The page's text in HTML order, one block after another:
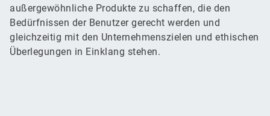
außergewöhnliche Produkte zu schaffen, die den
Bedürfnissen der Benutzer gerecht werden und
gleichzeitig mit den Unternehmenszielen und ethischen
Überlegungen in Einklang stehen.